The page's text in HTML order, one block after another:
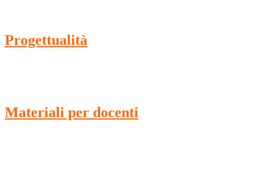
Progettualità
Materiali per docenti